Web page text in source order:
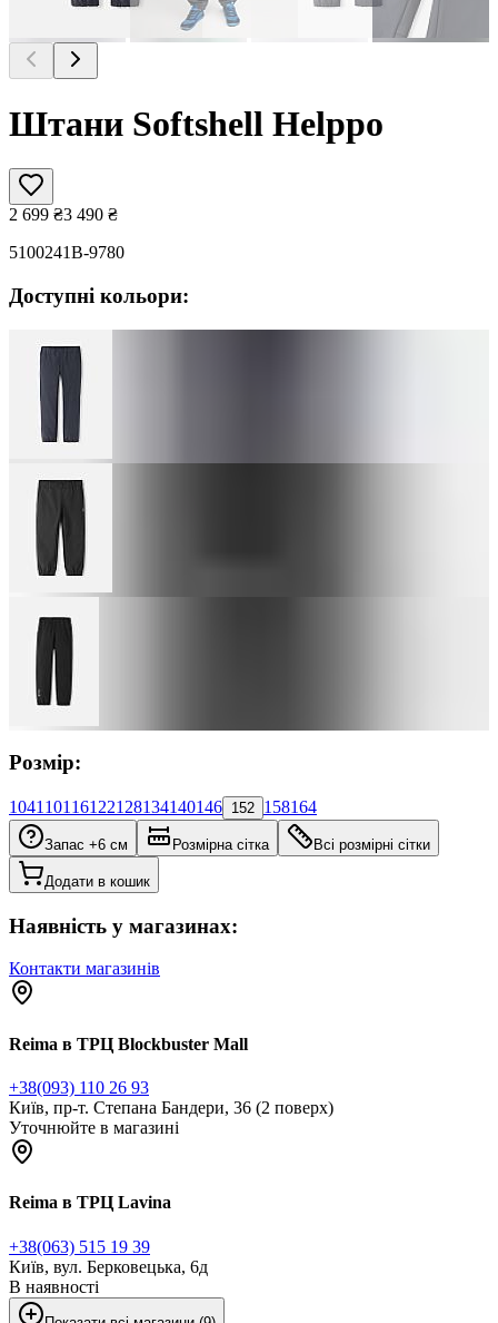
Штани Softshell Helppo
2 699 ₴3 490 ₴
5100241B-9780
Доступні кольори:
Розмір:
104110116122128134140146 152 158164
Запас +6 см Розмірна сітка Всі розмірні сітки
Додати в кошик
Наявність у магазинах:
Контакти магазинів
Reima в ТРЦ Blockbuster Mall
+38(093) 110 26 93
Київ, пр-т. Степана Бандери, 36 (2 поверх)
Уточнюйте в магазині
Reima в ТРЦ Lavina
+38(063) 515 19 39
Київ, вул. Берковецька, 6д
В наявності